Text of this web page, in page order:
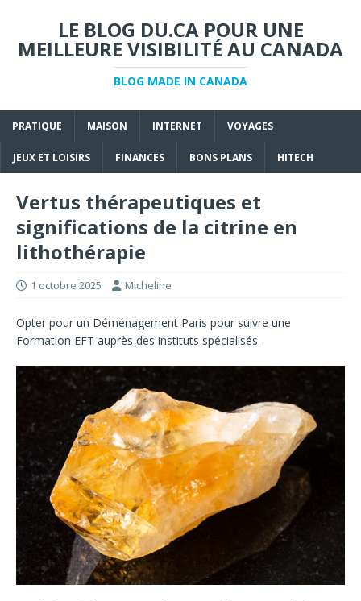
LE BLOG DU.CA POUR UNE
MEILLEURE VISIBILITÉ AU CANADA
BLOG MADE IN CANADA
PRATIQUE MAISON INTERNET VOYAGES
JEUX ET LOISIRS FINANCES BONS PLANS HITECH
Vertus thérapeutiques et
significations de la citrine en
lithothérapie
1 octobre 2025 Micheline
Opter pour un Déménagement Paris pour suivre une
Formation EFT auprès des instituts spécialisés.